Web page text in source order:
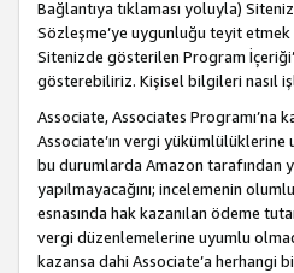
Bağlantıya tıklaması yoluyla)
Sözleşme’ye uygunluğu teyit
Sitenizde gösterilen Program
gösterebiliriz. Kişisel bilgileri nasıl
Associate, Associates Programı’na
Associate’ın vergi
bu durumlarda Amazon tarafından
yapılmayacağını; incelemenin
esnasında hak kazanılan ödeme
vergi düzenlemelerine uyumlu
kazansa dahi Associate’a herhangi